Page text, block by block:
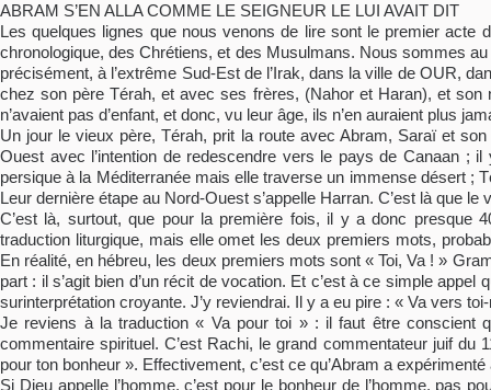
ABRAM S’EN ALLA COMME LE SEIGNEUR LE LUI AVAIT DIT
Les quelques lignes que nous venons de lire sont le premier acte
chronologique, des Chrétiens, et des Musulmans. Nous sommes
précisément, à l’extrême Sud-Est de l’Irak, dans la ville de OUR,
chez son père Térah, et avec ses frères, (Nahor et Haran), et
n’avaient pas d’enfant, et donc, vu leur âge, ils n’en auraient plus
Un jour le vieux père, Térah, prit la route avec Abram, Saraï et
Ouest avec l’intention de redescendre vers le pays de Canaan ;
persique à la Méditerranée mais elle traverse un immense désert ;
Leur dernière étape au Nord-Ouest s’appelle Harran. C’est là que le
C’est là, surtout, que pour la première fois, il y a donc presque
traduction liturgique, mais elle omet les deux premiers mots,
En réalité, en hébreu, les deux premiers mots sont « Toi, Va ! »
part : il s’agit bien d’un récit de vocation. Et c’est à ce simple
surinterprétation croyante. J’y reviendrai. Il y a eu pire : « Va vers
Je reviens à la traduction « Va pour toi » : il faut être conscient
commentaire spirituel. C’est Rachi, le grand commentateur juif
pour ton bonheur ». Effectivement, c’est ce qu’Abram a
Si Dieu appelle l’homme, c’est pour le bonheur de l’homme, pas